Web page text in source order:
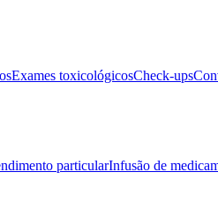
Exames toxicológicosCheck-ups
particularInfusão de